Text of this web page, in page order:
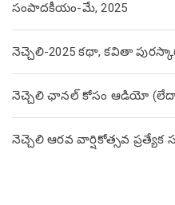
సంపాదకీయం-మే, 2025
నెచ్చెలి-2025 కథా, కవితా
నెచ్చెలి ఛానల్ కోసం ఆడియో
నెచ్చెలి ఆరవ వార్షికోత్సవ ప్రత్యేక